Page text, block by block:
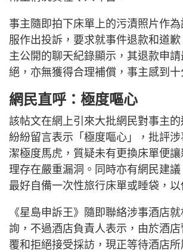
事主隨即拍下床單上的污漬照片作
服作出投訴，要求就事件退款和道
主公開的聊天紀錄顯示，其退款申
絕，亦無獲得合理補償，事主感到十
網民直呼：極度嘔心
該帖文在網上引來大批網民對事主的
紛紛留言表示「極度嘔心」，批評
潔極度馬虎，質疑未有更換床單便
理存在嚴重漏洞。同時亦有網民建
最好自備一次性旅行床單或睡袋，以
《星島申訴王》隨即聯絡涉事酒店
詢，不過酒店負責人表示，由於酒
覆和拒絕接受採訪，現正等待酒店所